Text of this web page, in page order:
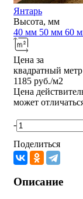
Янтарь
Высота, мм
40 мм 50 мм 60
Цена за
квадратный метр
1185 руб./м2
Цена
может
-
Поделиться
Описание